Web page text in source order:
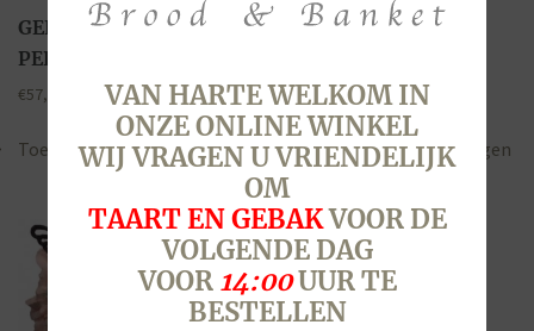
GENDER TAART, 20
PERSONEN
€57,00
Toevoegen aan winkelwagen
GENDER TAART, 24
€66,20
Toevoegen aan winkelwagen
VAN HARTE WELKOM IN
ONZE ONLINE WINKEL
WIJ VRAGEN U VRIENDELIJK
OM
TAART EN GEBAKVOOR DE
VOLGENDE DAG
VOOR 14:00UUR TE
BESTELLEN